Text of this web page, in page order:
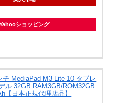
ショッピング
チ MediaPad M3 Lite 10 タブレ
ル 32GB RAM3GB/ROM32GB
【日本正規代理店品】